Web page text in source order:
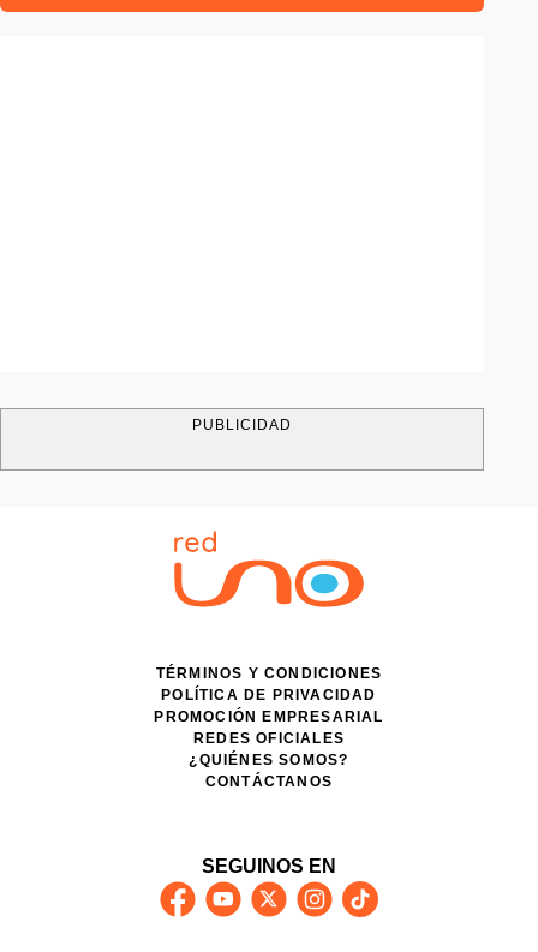
PUBLICIDAD
TÉRMINOS Y CONDICIONES
POLÍTICA DE PRIVACIDAD
PROMOCIÓN EMPRESARIAL
REDES OFICIALES
¿QUIÉNES SOMOS?
CONTÁCTANOS
SEGUINOS EN